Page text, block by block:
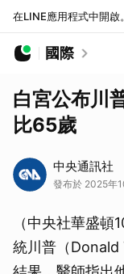
在LINE應用程式中開啟。
國際
白宮公布川
比65歲
中央通訊社
發布於 2025年
（中央社華盛
統川普（Donald